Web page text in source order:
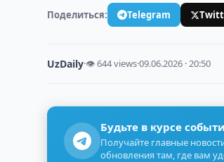
Поделиться: Telegram
UzDaily·👁 644 views·09.06.2026 · 20:50
Будьте в курсе
Получайте главные
обновления там, где вам